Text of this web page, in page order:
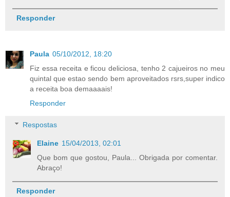
Responder
Paula 05/10/2012, 18:20
Fiz essa receita e ficou deliciosa, tenho 2 cajueiros no meu
quintal que estao sendo bem aproveitados rsrs,super indico
a receita boa demaaaais!
Responder
Respostas
Elaine 15/04/2013, 02:01
Que bom que gostou, Paula... Obrigada por comentar.
Abraço!
Responder